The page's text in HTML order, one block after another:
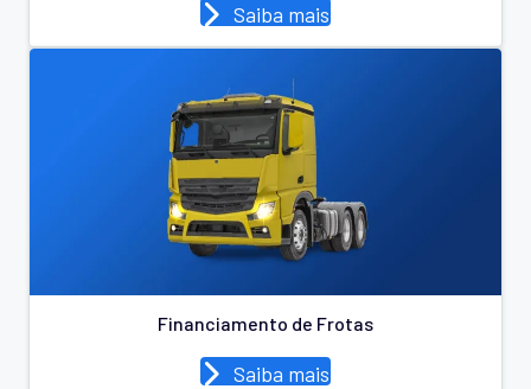
Saiba mais
Financiamento de Frotas
Saiba mais